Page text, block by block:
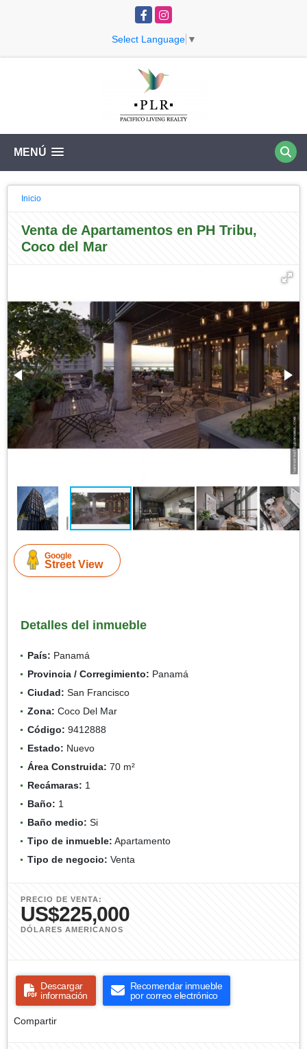
FacebookInstagram
Select Language ▼
MENÚ
Inicio
Venta de Apartamentos en PH Tribu,
Coco del Mar
Google
Street View
Detalles del inmueble
País: Panamá
Provincia / Corregimiento: Panamá
Ciudad: San Francisco
Zona: Coco Del Mar
Código: 9412888
Estado: Nuevo
Área Construida: 70 m²
Recámaras: 1
Baño: 1
Baño medio: Si
Tipo de inmueble: Apartamento
Tipo de negocio: Venta
PRECIO DE VENTA:
US$225,000
DÓLARES AMERICANOS
Descargar
información
Recomendar inmueble
por correo electrónico
Compartir